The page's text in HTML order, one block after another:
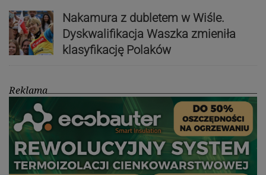
Nakamura z dubletem w Wiśle.
Dyskwalifikacja Waszka zmieniła
klasyfikację Polaków
Reklama